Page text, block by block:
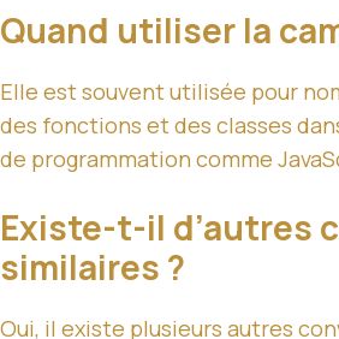
Quand utiliser la
Elle est souvent utilisée pour
des fonctions et des classes
de programmation comme
Existe-t-il d’autres
similaires ?
Oui, il existe plusieurs autres